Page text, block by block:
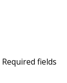
Required fields